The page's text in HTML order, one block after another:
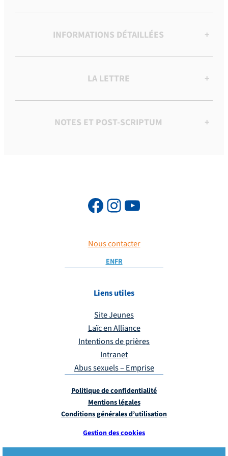
INFORMATIONS DÉTAILLÉES +
LA LETTRE +
NOTES ET POST-SCRIPTUM +
Nous contacter
ENFR
Liens utiles
Site Jeunes
Laïc en Alliance
Intentions de prières
Intranet
Abus sexuels – Emprise
Politique de confidentialité
Mentions légales
Conditions générales d’utilisation
Gestion des cookies